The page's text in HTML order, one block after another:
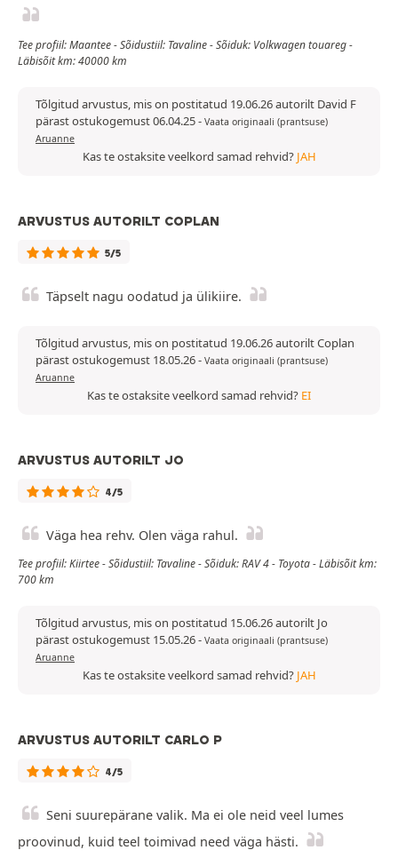
Tee profiil: Maantee - Sõidustiil: Tavaline - Sõiduk: Volkwagen touareg -
Läbisõit km: 40000 km
Tõlgitud arvustus, mis on postitatud 19.06.26 autorilt David F
pärast ostukogemust 06.04.25- Vaata originaali (prantsuse)
Aruanne
Kas te ostaksite veelkord samad rehvid? JAH
ARVUSTUS AUTORILT COPLAN
5/5
Täpselt nagu oodatud ja ülikiire.
Tõlgitud arvustus, mis on postitatud 19.06.26 autorilt Coplan
pärast ostukogemust 18.05.26- Vaata originaali (prantsuse)
Aruanne
Kas te ostaksite veelkord samad rehvid? EI
ARVUSTUS AUTORILT JO
4/5
Väga hea rehv. Olen väga rahul.
Tee profiil: Kiirtee - Sõidustiil: Tavaline - Sõiduk: RAV 4 - Toyota - Läbisõit km:
700 km
Tõlgitud arvustus, mis on postitatud 15.06.26 autorilt Jo
pärast ostukogemust 15.05.26- Vaata originaali (prantsuse)
Aruanne
Kas te ostaksite veelkord samad rehvid? JAH
ARVUSTUS AUTORILT CARLO P
4/5
Seni suurepärane valik. Ma ei ole neid veel lumes
proovinud, kuid teel toimivad need väga hästi.